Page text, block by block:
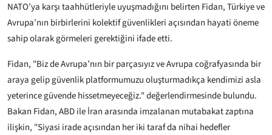
NATO’ya karşı taahhütleriyle uyuşmadığını belirten Fidan, Türkiye ve
Avrupa’nın birbirlerini kolektif güvenlikleri açısından hayati öneme
sahip olarak görmeleri gerektiğini ifade etti.
Fidan, "Biz de Avrupa’nın bir parçasıyız ve Avrupa coğrafyasında bir
araya gelip güvenlik platformumuzu oluşturmadıkça kendimizi asla
yeterince güvende hissetmeyeceğiz." değerlendirmesinde bulundu.
Bakan Fidan, ABD ile İran arasında imzalanan mutabakat zaptına
ilişkin, "Siyasi irade açısından her iki taraf da nihai hedefler